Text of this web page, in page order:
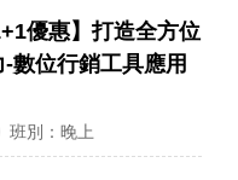
優惠】打造全方位
數位行銷工具應用
班別：晚上